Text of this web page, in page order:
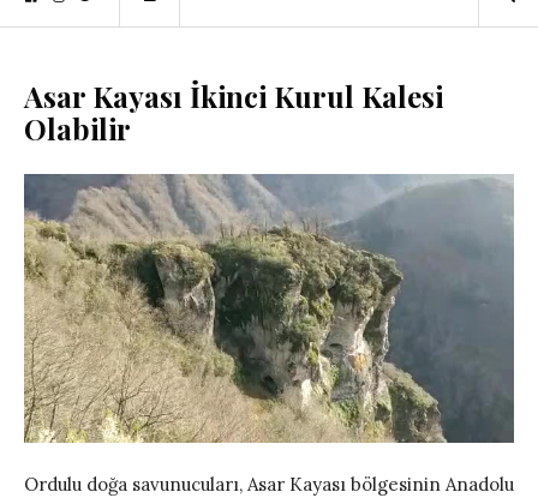
Asar Kayası İkinci Kurul Kalesi
Olabilir
Ordulu doğa savunucuları, Asar Kayası bölgesinin Anadolu